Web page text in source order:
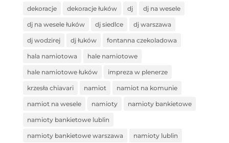
dekoracje dekoracje łuków dj dj na wesele
dj na wesele łuków dj siedlce dj warszawa
dj wodzirej dj łuków fontanna czekoladowa
hala namiotowa hale namiotowe
hale namiotowe łuków impreza w plenerze
krzesła chiavari namiot namiot na komunie
namiot na wesele namioty namioty bankietowe
namioty bankietowe lublin
namioty bankietowe warszawa namioty lublin